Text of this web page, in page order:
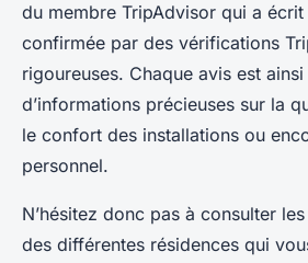
du membre TripAdvisor qui a écrit
confirmée par des vérifications
rigoureuses. Chaque avis est
d’informations précieuses sur la
le confort des installations ou
personnel.
N’hésitez donc pas à consulter
des différentes résidences qui